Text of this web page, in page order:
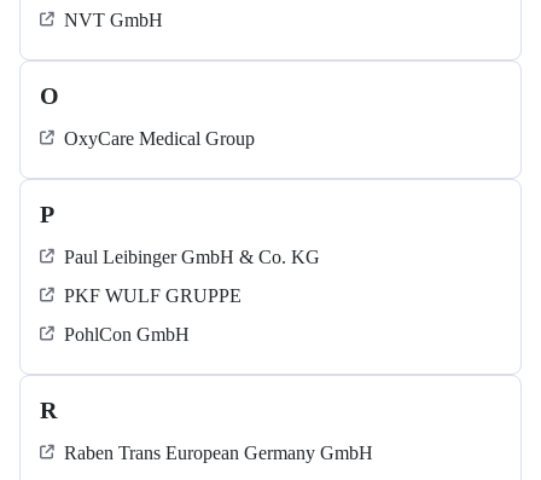
NVT GmbH
O
OxyCare Medical Group
P
Paul Leibinger GmbH & Co. KG
PKF WULF GRUPPE
PohlCon GmbH
R
Raben Trans European Germany GmbH